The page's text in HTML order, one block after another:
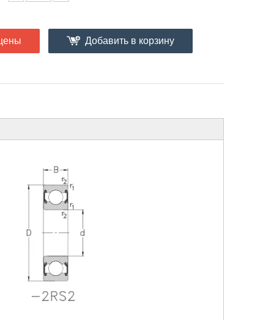
Добавить в корзину